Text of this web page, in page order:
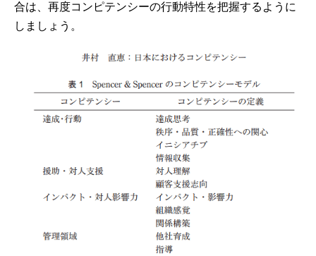
合は、再度コンピテンシーの行動特性を把握するように
しましょう。